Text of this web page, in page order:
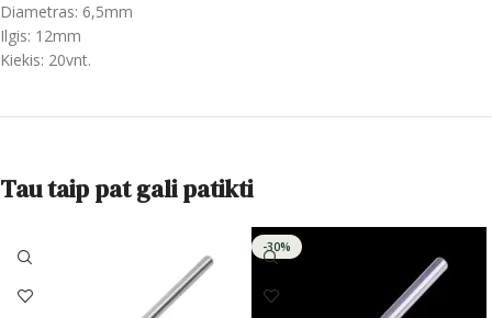
Diametras: 6,5mm
Ilgis: 12mm
Kiekis: 20vnt.
Tau taip pat gali patikti
-30%